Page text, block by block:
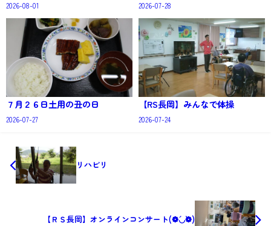
2026-08-01 2026-07-28
７月２６日土用の丑の日
2026-07-27
【RS長岡】みんなで体操
2026-07-24
リハビリ
【ＲＳ長岡】オンラインコンサート(❁´◡`❁)